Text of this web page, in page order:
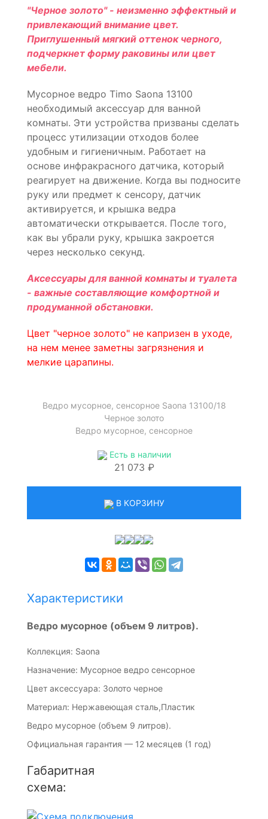
"Черное золото" - неизменно эффектный и
привлекающий внимание цвет.
Приглушенный мягкий оттенок черного,
подчеркнет форму раковины или цвет
мебели.
Мусорное ведро Timo Saona 13100
необходимый аксессуар для ванной
комнаты. Эти устройства призваны сделать
процесс утилизации отходов более
удобным и гигиеничным. Работает на
основе инфракрасного датчика, который
реагирует на движение. Когда вы подносите
руку или предмет к сенсору, датчик
активируется, и крышка ведра
автоматически открывается. После того,
как вы убрали руку, крышка закроется
через несколько секунд.
Аксессуары для ванной комнаты и туалета
- важные составляющие комфортной и
продуманной обстановки.
Цвет "черное золото" не капризен в уходе,
на нем менее заметны загрязнения и
мелкие царапины.
Ведро мусорное, сенсорное Saona 13100/18
Черное золото
Ведро мусорное, сенсорное
Есть в наличии
21 073 ₽
В КОРЗИНУ
Характеристики
Ведро мусорное (объем 9 литров).
Коллекция: Saona
Назначение: Мусорное ведро сенсорное
Цвет аксессуара: Золото черное
Материал: Нержавеющая сталь,Пластик
Ведро мусорное (объем 9 литров).
Официальная гарантия — 12 месяцев (1 год)
Габаритная
схема: